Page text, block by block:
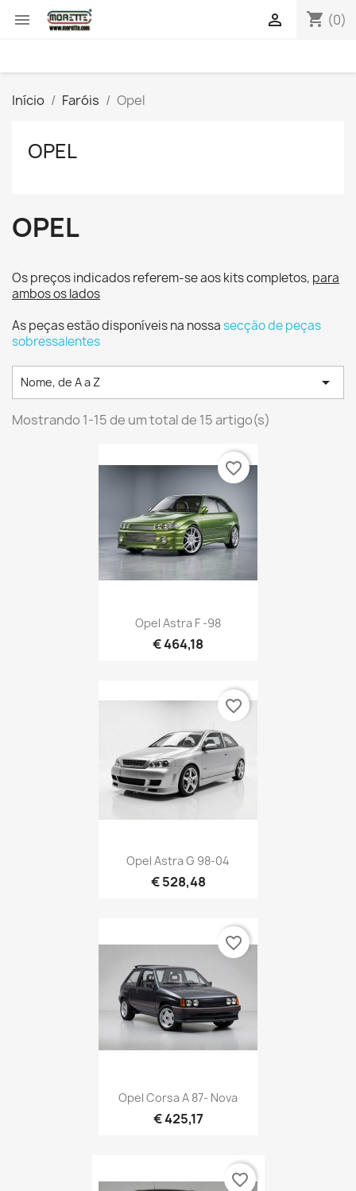
 shopping_cart (0)

Início Faróis Opel
OPEL
OPEL
Os preços indicados referem-se aos kits completos, para
ambos os lados
As peças estão disponíveis na nossasecção de peças
sobressalentes
Nome, de A a Z 
Mostrando 1-15 de um total de 15 artigo(s)
Opel Astra F -98
€ 464,18
favorite_border
Opel Astra G 98-04
€ 528,48
favorite_border
Opel Corsa A 87- Nova
€ 425,17
favorite_border
favorite_border